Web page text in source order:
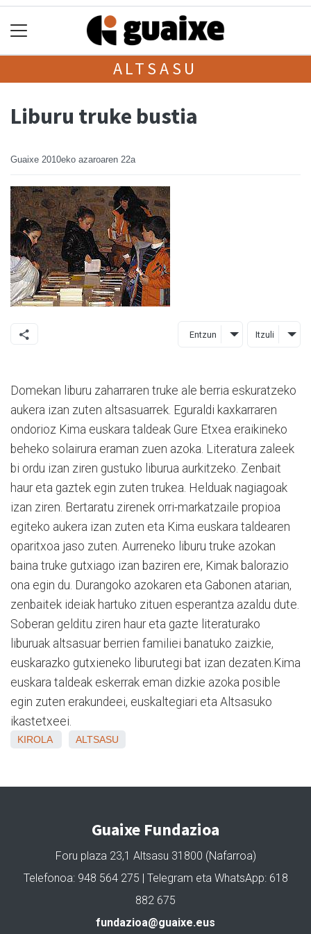
ALTSASU
Liburu truke bustia
Guaixe 2010eko azaroaren 22a
Entzun Itzuli
Domekan liburu zaharraren truke ale berria eskuratzeko
aukera izan zuten altsasuarrek. Eguraldi kaxkarraren
ondorioz Kima euskara taldeak Gure Etxea eraikineko
beheko solairura eraman zuen azoka. Literatura zaleek
bi ordu izan ziren gustuko liburua aurkitzeko. Zenbait
haur eta gaztek egin zuten trukea. Helduak nagiagoak
izan ziren. Bertaratu zirenek orri-markatzaile propioa
egiteko aukera izan zuten eta Kima euskara taldearen
oparitxoa jaso zuten. Aurreneko liburu truke azokan
baina truke gutxiago izan baziren ere, Kimak balorazio
ona egin du. Durangoko azokaren eta Gabonen atarian,
zenbaitek ideiak hartuko zituen esperantza azaldu dute.
Soberan gelditu ziren haur eta gazte literaturako
liburuak altsasuar berrien familiei banatuko zaizkie,
euskarazko gutxieneko liburutegi bat izan dezaten.Kima
euskara taldeak eskerrak eman dizkie azoka posible
egin zuten erakundeei, euskaltegiari eta Altsasuko
ikastetxeei.
KIROLA ALTSASU
Guaixe Fundazioa
Foru plaza 23,1 Altsasu 31800 (Nafarroa)
Telefonoa: 948 564 275 | Telegram eta WhatsApp: 618
882 675
fundazioa@guaixe.eus